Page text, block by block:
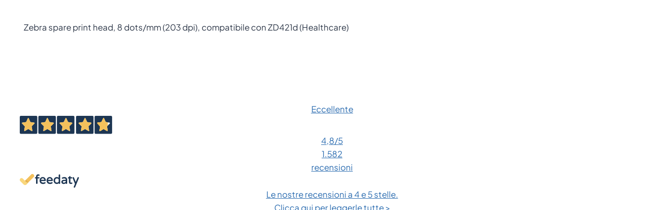
Zebra spare print head, 8 dots/mm (203 dpi), compatibile con ZD421d (Healthcare)
Eccellente
4,8/5
1.582
recensioni
Le nostre recensioni a 4 e 5 stelle.
Clicca qui per leggerle tutte >